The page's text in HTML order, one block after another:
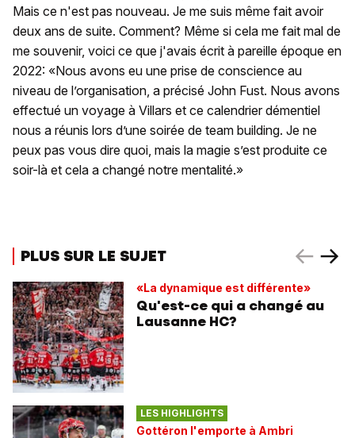
Mais ce n'est pas nouveau. Je me suis même fait avoir
deux ans de suite. Comment? Même si cela me fait mal de
me souvenir, voici ce que j'avais écrit à pareille époque en
2022: «Nous avons eu une prise de conscience au
niveau de l’organisation, a précisé John Fust. Nous avons
effectué un voyage à Villars et ce calendrier démentiel
nous a réunis lors d’une soirée de team building. Je ne
peux pas vous dire quoi, mais la magie s’est produite ce
soir-là et cela a changé notre mentalité.»
PLUS SUR LE SUJET
«La dynamique est différente»
Qu'est-ce qui a changé au
Lausanne HC?
LES HIGHLIGHTS
Gottéron l'emporte à Ambri